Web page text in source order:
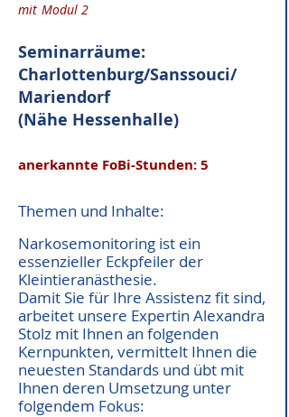
mit Modul 2
Seminarräume:
Charlottenburg/Sanssouci/
Mariendorf
(Nähe Hessenhalle)
anerkannte FoBi-Stunden: 5
Themen und Inhalte:
Narkosemonitoring ist ein
essenzieller Eckpfeiler der
Kleintieranästhesie.
Damit Sie für Ihre Assistenz fit sind,
arbeitet unsere Expertin Alexandra
Stolz mit Ihnen an folgenden
Kernpunkten, vermittelt Ihnen die
neuesten Standards und übt mit
Ihnen deren Umsetzung unter
folgendem Fokus: